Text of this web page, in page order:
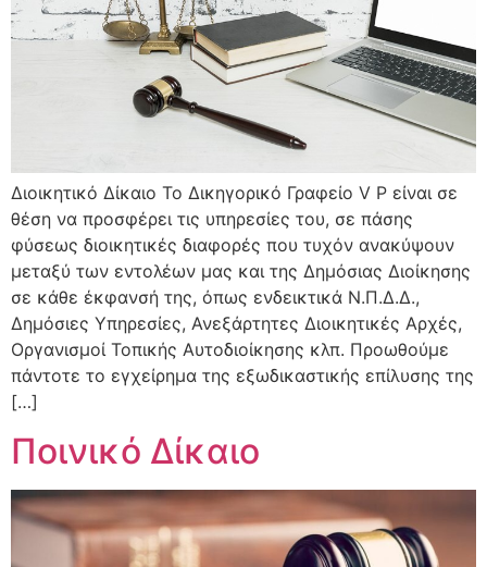
Διοικητικό Δίκαιο Το Δικηγορικό Γραφείο V P είναι σε
θέση να προσφέρει τις υπηρεσίες του, σε πάσης
φύσεως διοικητικές διαφορές που τυχόν ανακύψουν
μεταξύ των εντολέων μας και της Δημόσιας Διοίκησης
σε κάθε έκφανσή της, όπως ενδεικτικά Ν.Π.Δ.Δ.,
Δημόσιες Υπηρεσίες, Ανεξάρτητες Διοικητικές Αρχές,
Οργανισμοί Τοπικής Αυτοδιοίκησης κλπ. Προωθούμε
πάντοτε το εγχείρημα της εξωδικαστικής επίλυσης της
[…]
Ποινικό Δίκαιο